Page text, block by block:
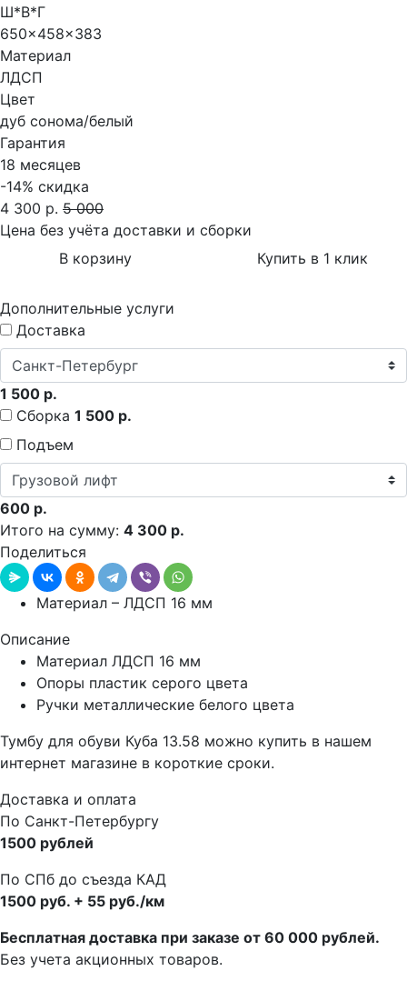
Ш*В*Г
650x458x383
Материал
ЛДСП
Цвет
дуб сонома/белый
Гарантия
18 месяцев
-14% скидка
4 300 р. 5 000
Цена без учёта доставки и сборки
В корзину
Купить в 1 клик
Дополнительные услуги
Доставка
1 500 р.
Сборка 1 500 р.
Подъем
600 р.
Итого на сумму: 4 300 р.
Поделиться
Материал – ЛДСП 16 мм
Описание
Материал ЛДСП 16 мм
Опоры пластик серого цвета
Ручки металлические белого цвета
Тумбу для обуви Куба 13.58 можно купить в нашем
интернет магазине в короткие сроки.
Доставка и оплата
По Санкт-Петербургу
1500 рублей
По СПб до съезда КАД
1500 руб. + 55 руб./км
Бесплатная доставка при заказе от 60 000 рублей.
Без учета акционных товаров.